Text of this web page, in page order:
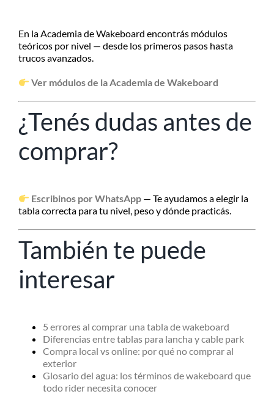
En la Academia de Wakeboard encontrás módulos
teóricos por nivel — desde los primeros pasos hasta
trucos avanzados.
Ver módulos de la Academia de Wakeboard
¿Tenés dudas antes de
comprar?
Escribinos por WhatsApp — Te ayudamos a elegir la
tabla correcta para tu nivel, peso y dónde practicás.
También te puede
interesar
5 errores al comprar una tabla de wakeboard
Diferencias entre tablas para lancha y cable park
Compra local vs online: por qué no comprar al
exterior
Glosario del agua: los términos de wakeboard que
todo rider necesita conocer